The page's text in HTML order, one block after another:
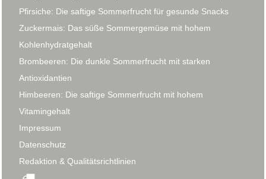
Pfirsiche: Die saftige Sommerfrucht für gesunde Snacks
Zuckermais: Das süße Sommergemüse mit hohem
Kohlenhydratgehalt
Brombeeren: Die dunkle Sommerfrucht mit starken
Antioxidantien
Himbeeren: Die saftige Sommerfrucht mit hohem
Vitamingehalt
Impressum
Datenschutz
Redaktion & Qualitätsrichtlinien